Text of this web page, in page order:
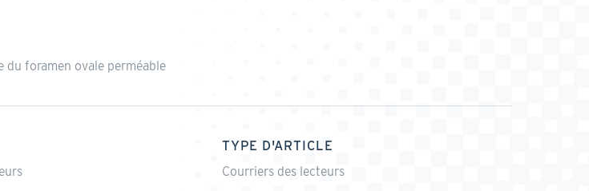
du foramen ovale perméable
TYPE D'ARTICLE
Courriers des lecteurs